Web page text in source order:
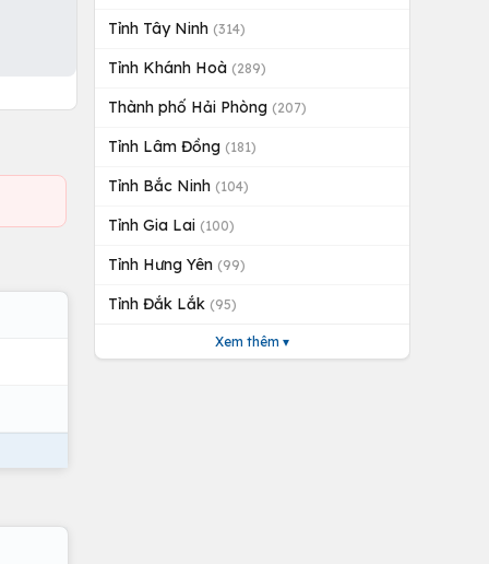
Tỉnh Tây Ninh (314)
Tỉnh Khánh Hoà (289)
Thành phố Hải Phòng (207)
Tỉnh Lâm Đồng (181)
Tỉnh Bắc Ninh (104)
Tỉnh Gia Lai (100)
Tỉnh Hưng Yên (99)
Tỉnh Đắk Lắk (95)
Xem thêm ▾